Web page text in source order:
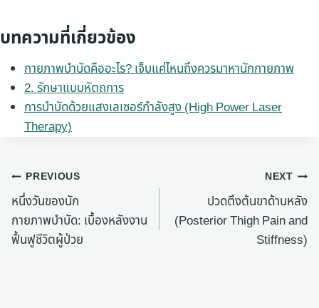
บทความที่เกี่ยวข้อง
กายภาพบำบัดคืออะไร? เจ็บแค่ไหนถึงควรมาหานักกายภาพ
2. รักษาแบบหัตถการ
การบำบัดด้วยแสงเลเซอร์กำลังสูง (High Power Laser
Therapy)
แนะแนว
เรื่อง
PREVIOUS
หนึ่งวันของนัก
กายภาพบำบัด: เบื้องหลังงาน
ฟื้นฟูชีวิตผู้ป่วย
NEXT
ปวดตึงต้นขาด้านหลัง
(Posterior Thigh Pain and
Stiffness)